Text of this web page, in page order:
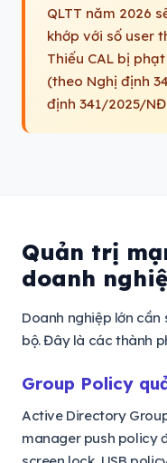
QLTT năm 2026
khớp với số user
Thiếu CAL bị
(theo Nghị định
định 341/2025/
Quản trị
doanh
Doanh nghiệp lớn
bộ. Đây là các thành
Group Policy
Active Directory
manager push policy